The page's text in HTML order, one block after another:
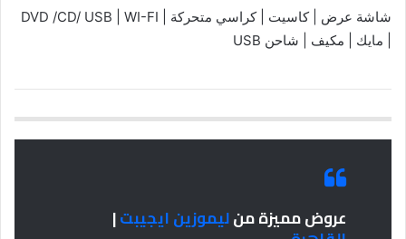
شاشة عرض | كاسيت | كراسي متحركة | DVD /CD/ USB | WI-FI
| مايك | مكيف | شاحن USB
عروض مميزة منليموزين ايجيبت|